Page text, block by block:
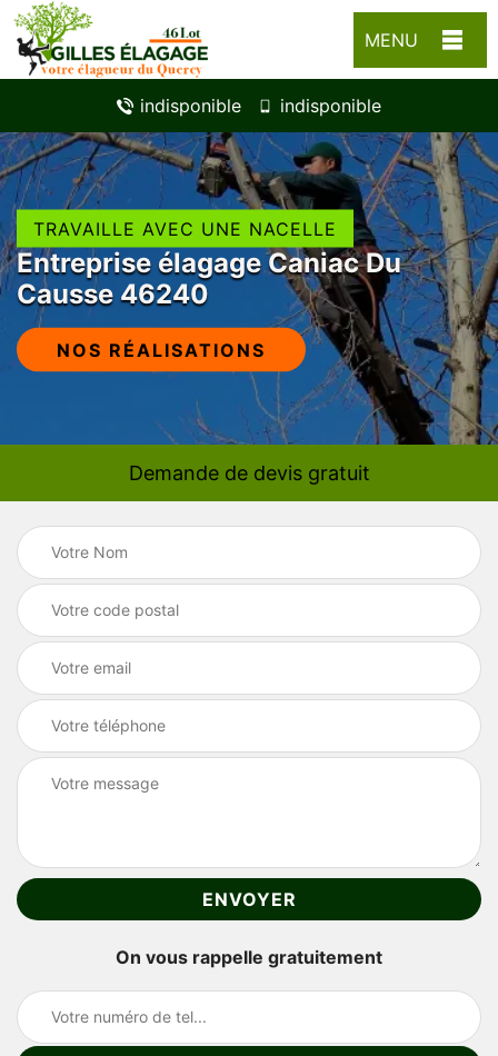
MENU
indisponible indisponible
TRAVAILLE AVEC UNE NACELLE
Entreprise élagage Caniac Du
Causse 46240
NOS RÉALISATIONS
Demande de devis gratuit
On vous rappelle gratuitement